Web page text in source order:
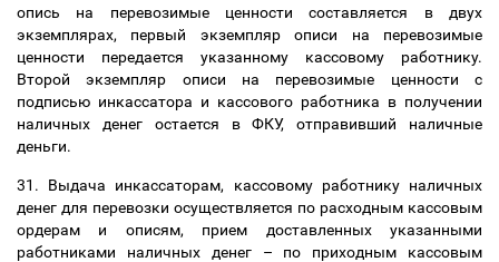
опись на перевозимые ценности составляется в двух
экземплярах, первый экземпляр описи на перевозимые
ценности передается указанному кассовому работнику.
Второй экземпляр описи на перевозимые ценности с
подписью инкассатора и кассового работника в получении
наличных денег остается в ФКУ, отправивший наличные
деньги.
31. Выдача инкассаторам, кассовому работнику наличных
денег для перевозки осуществляется по расходным кассовым
ордерам и описям, прием доставленных указанными
работниками наличных денег – по приходным кассовым